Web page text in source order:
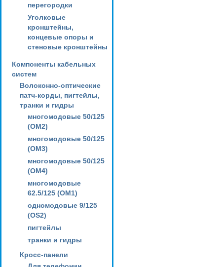
перегородки
Уголковые
кронштейны,
концевые опоры и
стеновые кронштейны
Компоненты кабельных
систем
Волоконно-оптические
патч-корды, пигтейлы,
транки и гидры
многомодовые 50/125
(OM2)
многомодовые 50/125
(OM3)
многомодовые 50/125
(OM4)
многомодовые
62.5/125 (OM1)
одномодовые 9/125
(OS2)
пигтейлы
транки и гидры
Кросс-панели